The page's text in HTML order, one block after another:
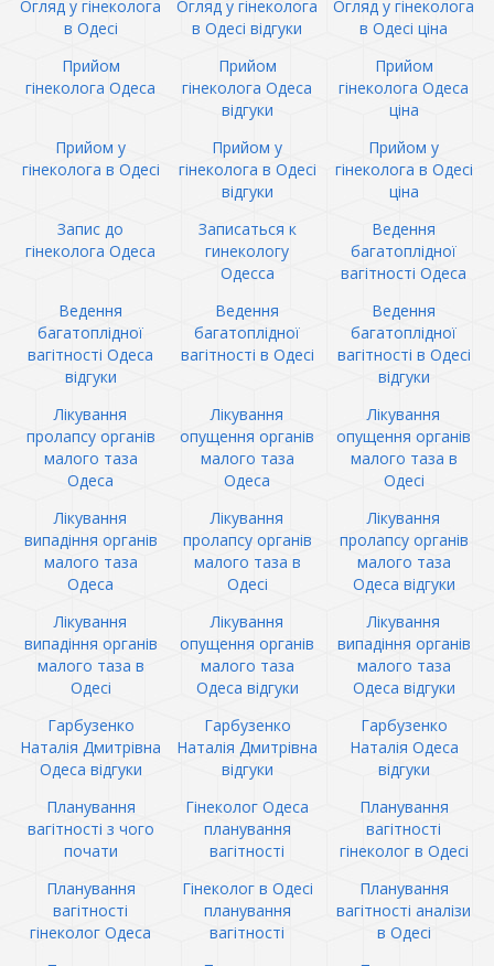
Огляд у гінеколога
в Одесі
Огляд у гінеколога
в Одесі відгуки
Огляд у гінеколога
в Одесі ціна
Прийом
гінеколога Одеса
Прийом
гінеколога Одеса
відгуки
Прийом
гінеколога Одеса
ціна
Прийом у
гінеколога в Одесі
Прийом у
гінеколога в Одесі
відгуки
Прийом у
гінеколога в Одесі
ціна
Запис до
гінеколога Одеса
Записаться к
гинекологу
Одесса
Ведення
багатоплідної
вагітності Одеса
Ведення
багатоплідної
вагітності Одеса
відгуки
Ведення
багатоплідної
вагітності в Одесі
Ведення
багатоплідної
вагітності в Одесі
відгуки
Лікування
пролапсу органів
малого таза
Одеса
Лікування
опущення органів
малого таза
Одеса
Лікування
опущення органів
малого таза в
Одесі
Лікування
випадіння органів
малого таза
Одеса
Лікування
пролапсу органів
малого таза в
Одесі
Лікування
пролапсу органів
малого таза
Одеса відгуки
Лікування
випадіння органів
малого таза в
Одесі
Лікування
опущення органів
малого таза
Одеса відгуки
Лікування
випадіння органів
малого таза
Одеса відгуки
Гарбузенко
Наталія Дмитрівна
Одеса відгуки
Гарбузенко
Наталія Дмитрівна
відгуки
Гарбузенко
Наталія Одеса
відгуки
Планування
вагітності з чого
почати
Гінеколог Одеса
планування
вагітності
Планування
вагітності
гінеколог в Одесі
Планування
вагітності
гінеколог Одеса
Гінеколог в Одесі
планування
вагітності
Планування
вагітності аналізи
в Одесі